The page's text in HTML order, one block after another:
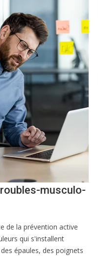
musculo-
de la prévention active
qui s'installent
épaules, des poignets